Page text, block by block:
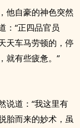
他自豪的神色突然
：“正四品官员
天车马劳顿的，停
就有些疲惫。”
说道：“我这里有
胎而来的妙术，虽